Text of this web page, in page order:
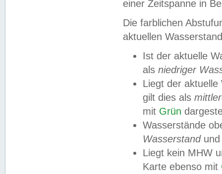
einer Zeitspanne in
Die farblichen
aktuellen
Ist der aktuelle
als niedriger
Liegt der
gilt dies als
mit Grün
Wasserstände
Wasserstandund
Liegt kein MHW
Karte ebenso mit